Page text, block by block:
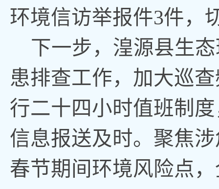
环境信访举报件3件，
下一步，湟源县生
患排查工作，加大巡
行二十四小时值班制
信息报送及时。聚焦
春节期间环境风险点